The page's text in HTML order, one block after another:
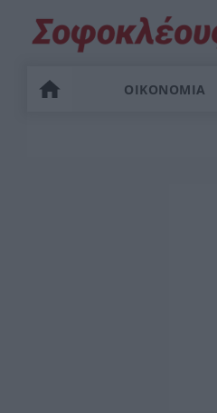
ΟΙΚΟΝΟΜΙΑ